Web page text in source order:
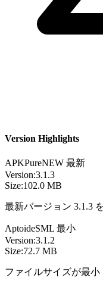
Version Highlights
APKPureNEW 最新
Version:3.1.3
Size:102.0 MB
最新バージョン 3.1.3
AptoideSML 最小
Version:3.1.2
Size:72.7 MB
ファイルサイズが最小